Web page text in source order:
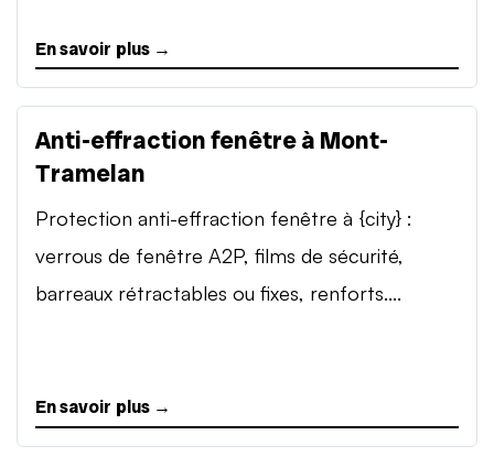
En savoir plus →
Anti-effraction fenêtre à Mont-
Tramelan
Protection anti-effraction fenêtre à {city} :
verrous de fenêtre A2P, films de sécurité,
barreaux rétractables ou fixes, renforts....
En savoir plus →